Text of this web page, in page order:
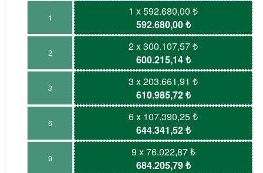
1
1 x 592.680,00 ₺
592.680,00 ₺
2
2 x 300.107,57 ₺
600.215,14 ₺
3
3 x 203.661,91 ₺
610.985,72 ₺
6
6 x 107.390,25 ₺
644.341,52 ₺
9
9 x 76.022,87 ₺
684.205,79 ₺